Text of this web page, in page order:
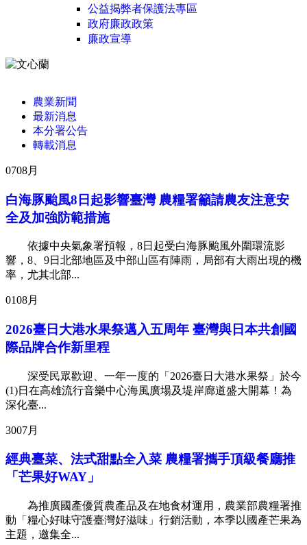
公益揭弊者保護法專區
政府廉政政策
廉政宣導
農業新聞
最新消息
本分署公告
轉載消息
0708月
白海豚颱風8日起影響臺灣 農糧署籲請農友注意安
全及加強防範措施
依據中央氣象署預報，8日起受白海豚颱風外圍環流影
響，8、9日北部地區及中部山區有陣雨，局部有大雨出現的機
率，尤其北部...
0108月
2026臺日大港水果祭邁入五周年 臺灣與日本共創國
際品牌合作新里程
深受民眾歡迎、一年一度的「2026臺日大港水果祭」於今
(1)日在高雄流行音樂中心海風廣場及堤岸廊道盛大開幕！為
深化臺...
3007月
經典臺菜、法式甜點全入菜 農糧署攜手頂級餐廳推
「芒果好WAY」
為推廣國產優質農產品及在地食材運用，農業部農糧署推
動「糧心好味守護臺灣好滋味」行銷活動，本季以國產芒果為
主題，邀集全...